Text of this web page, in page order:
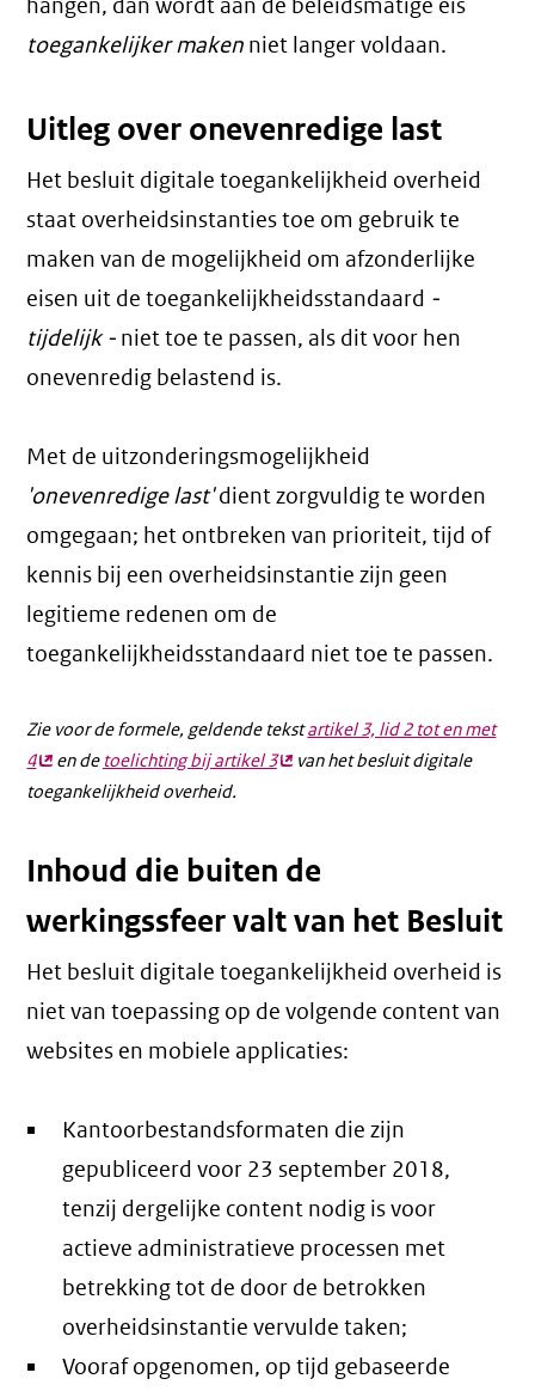
hangen, dan wordt aan de beleidsmatige eis
toegankelijker maken niet langer voldaan.
Uitleg over onevenredige last
Het besluit digitale toegankelijkheid overheid
staat overheidsinstanties toe om gebruik te
maken van de mogelijkheid om afzonderlijke
eisen uit de toegankelijkheidsstandaard -
tijdelijk - niet toe te passen, als dit voor hen
onevenredig belastend is.
Met de uitzonderingsmogelijkheid
'onevenredige last'dient zorgvuldig te worden
omgegaan; het ontbreken van prioriteit, tijd of
kennis bij een overheidsinstantie zijn geen
legitieme redenen om de
toegankelijkheidsstandaard niet toe te passen.
Zie voor de formele, geldende tekstartikel 3, lid 2 tot en met
4(externe
link)
en de toelichting bij artikel 3(externe
van het besluit digitale
toegankelijkheid overheid.
Inhoud die buiten de
werkingssfeer valt van het Besluit
Het besluit digitale toegankelijkheid overheid is
niet van toepassing op de volgende content van
websites en mobiele applicaties:
Kantoorbestandsformaten die zijn
gepubliceerd voor 23 september 2018,
tenzij dergelijke content nodig is voor
actieve administratieve processen met
betrekking tot de door de betrokken
overheidsinstantie vervulde taken;
Vooraf opgenomen, op tijd gebaseerde